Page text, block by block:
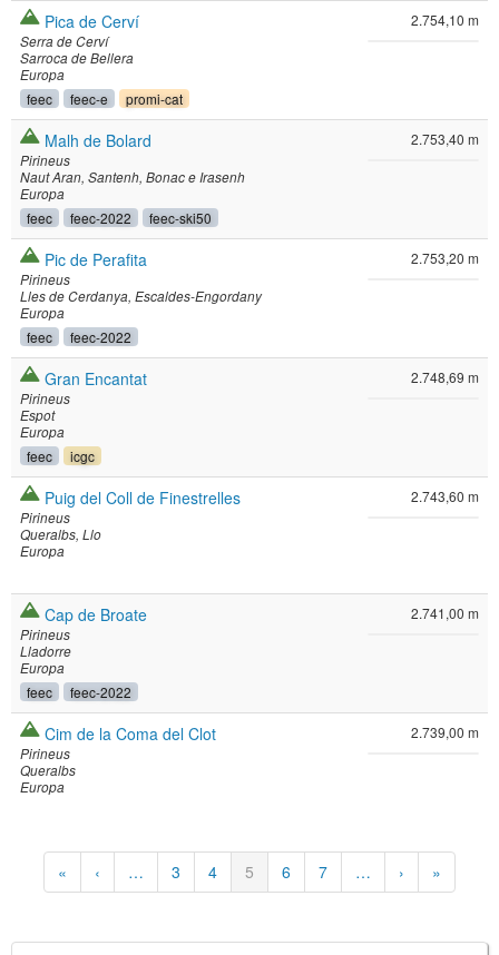
Pica de Cerví
Serra de Cerví
Sarroca de Bellera
Europa
feec feec-e promi-cat
2.754,10 m
Malh de Bolard
Pirineus
Naut Aran Santenh Bonac e Irasenh
Europa
feec feec-2022 feec-ski50
2.753,40 m
Pic de Perafita
Pirineus
Lles de Cerdanya Escaldes-Engordany
Europa
feec feec-2022
2.753,20 m
Gran Encantat
Pirineus
Espot
Europa
feec icgc
2.748,69 m
Puig del Coll de Finestrelles
Pirineus
Queralbs Llo
Europa
2.743,60 m
Cap de Broate
Pirineus
Lladorre
Europa
feec feec-2022
2.741,00 m
Cim de la Coma del Clot
Pirineus
Queralbs
Europa
2.739,00 m
Paginación
Primera
página
«
Página
anterior
‹ … Página
3 Página
4
Página
actual
5 Página
6 Página
7 …
Siguiente
página
›
Última
página
»